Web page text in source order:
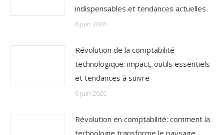
indispensables et tendances actuelles
6 juin 2026
Révolution de la comptabilité
technologique: impact, outils essentiels
et tendances à suivre
6 juin 2026
Révolution en comptabilité: comment la
technologie transforme le paysage